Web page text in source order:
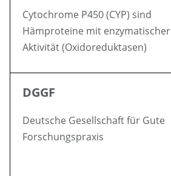
Cytochrome P450 (CYP) sind
Hämproteine mit enzymatischer
Aktivität (Oxidoreduktasen)
DGGF
Deutsche Gesellschaft für Gute
Forschungspraxis